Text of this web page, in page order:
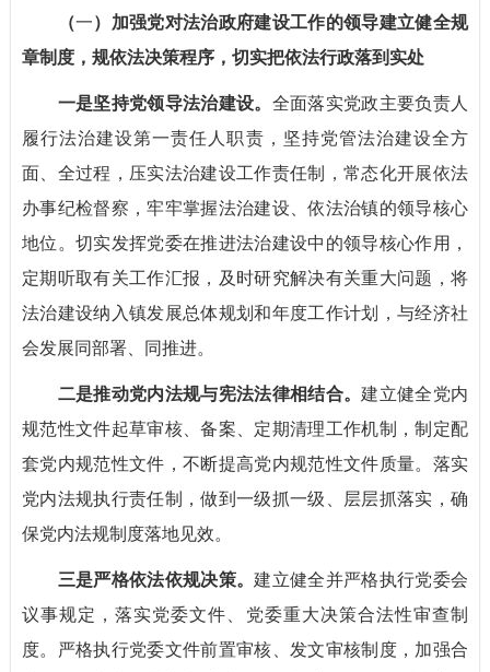
（一）加强党对法治政府建设工作的领导建立健全规
章制度，规依法决策程序，切实把依法行政落到实处
一是坚持党领导法治建设。 全面落实党政主要负责人
履行法治建设第一责任人职责，坚持党管法治建设全方
面、全过程，压实法治建设工作责任制，常态化开展依法
办事纪检督察，牢牢掌握法治建设、依法治镇的领导核心
地位。切实发挥党委在推进法治建设中的领导核心作用，
定期听取有关工作汇报，及时研究解决有关重大问题，将
法治建设纳入镇发展总体规划和年度工作计划，与经济社
会发展同部署、同推进。
二是推动党内法规与宪法法律相结合。建立健全党内
规范性文件起草审核、备案、定期清理工作机制，制定配
套党内规范性文件，不断提高党内规范性文件质量。落实
党内法规执行责任制，做到一级抓一级、层层抓落实，确
保党内法规制度落地见效。
三是严格依法依规决策。建立健全并严格执行党委会
议事规定，落实党委文件、党委重大决策合法性审查制
度。严格执行党委文件前置审核、发文审核制度，加强合